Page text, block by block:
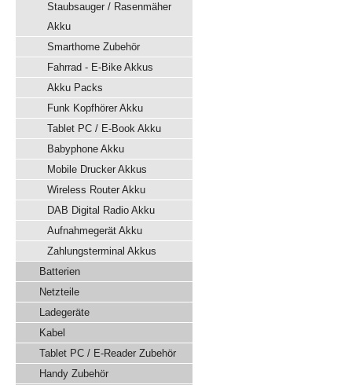
Staubsauger / Rasenmäher
Akku
Smarthome Zubehör
Fahrrad - E-Bike Akkus
Akku Packs
Funk Kopfhörer Akku
Tablet PC / E-Book Akku
Babyphone Akku
Mobile Drucker Akkus
Wireless Router Akku
DAB Digital Radio Akku
Aufnahmegerät Akku
Zahlungsterminal Akkus
Batterien
Netzteile
Ladegeräte
Kabel
Tablet PC / E-Reader Zubehör
Handy Zubehör